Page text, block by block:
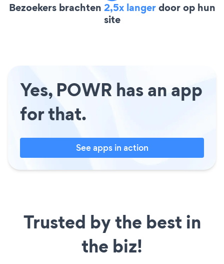
Bezoekers brachten 2,5x langerdoor op hun
site
Yes, POWR has an app
for that.
See apps in action
Trusted by the best in
the biz!